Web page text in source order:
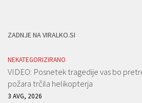
ZADNJE NA VIRALKO.SI
NEKATEGORIZIRANO
VIDEO: Posnetek tragedije vas bo
požara trčila helikopterja
3 AVG, 2026